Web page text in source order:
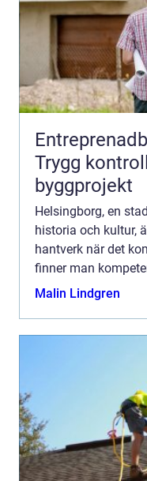
Trygg
byggprojekt
Helsingborg, en
historia och kultur,
hantverk när det
finner man
rad tjän...
Malin Lindgren